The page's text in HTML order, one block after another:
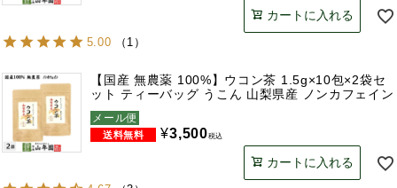
カートに入れる
5.00 （ 1 ）
【国産 無農薬 100%】ウコン茶 1.5g×10包×2袋セ
ット ティーバッグ うこん 山梨県産 ノンカフェイン
メール便
¥3,500税込
カートに入れる